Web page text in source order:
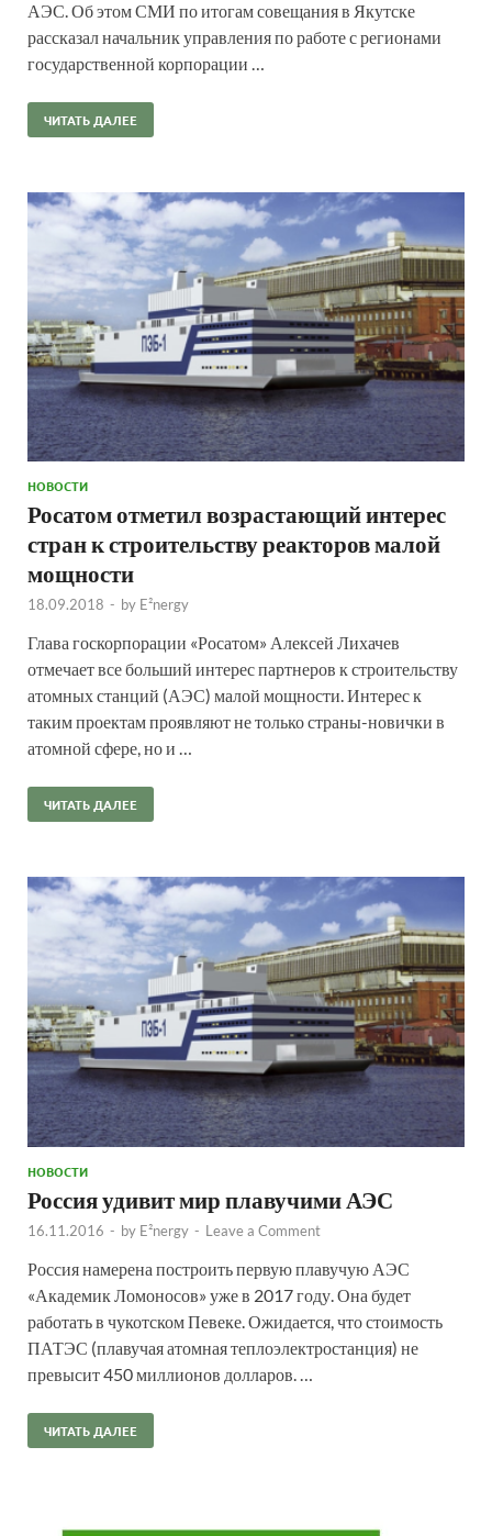
АЭС. Об этом СМИ по итогам совещания в Якутске
рассказал начальник управления по работе с регионами
государственной корпорации …
ЧИТАТЬ ДАЛЕЕ
НОВОСТИ
Росатом отметил возрастающий интерес
стран к строительству реакторов малой
мощности
18.09.2018 - by E²nergy
Глава госкорпорации «Росатом» Алексей Лихачев
отмечает все больший интерес партнеров к строительству
атомных станций (АЭС) малой мощности. Интерес к
таким проектам проявляют не только страны-новички в
атомной сфере, но и …
ЧИТАТЬ ДАЛЕЕ
НОВОСТИ
Россия удивит мир плавучими АЭС
16.11.2016 - by E²nergy - Leave a Comment
Россия намерена построить первую плавучую АЭС
«Академик Ломоносов» уже в 2017 году. Она будет
работать в чукотском Певеке. Ожидается, что стоимость
ПАТЭС (плавучая атомная теплоэлектростанция) не
превысит 450 миллионов долларов. …
ЧИТАТЬ ДАЛЕЕ